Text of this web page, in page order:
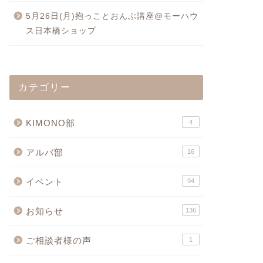
5月26日(月)抱っことおんぶ講座@モーハウ
ス日本橋ショップ
カテゴリー
KIMONO部 4
アルバ部 16
イベント 94
お知らせ 136
ご相談者様の声 1